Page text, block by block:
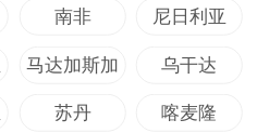
南非 尼日利亚
马达加斯加 乌干达
苏丹 喀麦隆